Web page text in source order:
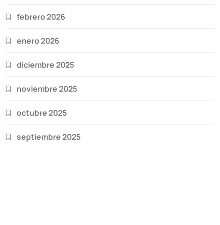
febrero 2026
enero 2026
diciembre 2025
noviembre 2025
octubre 2025
septiembre 2025